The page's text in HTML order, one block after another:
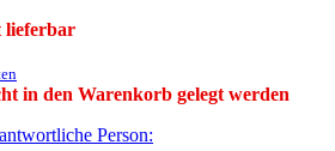
lieferbar
in den Warenkorb gelegt werden
Person: